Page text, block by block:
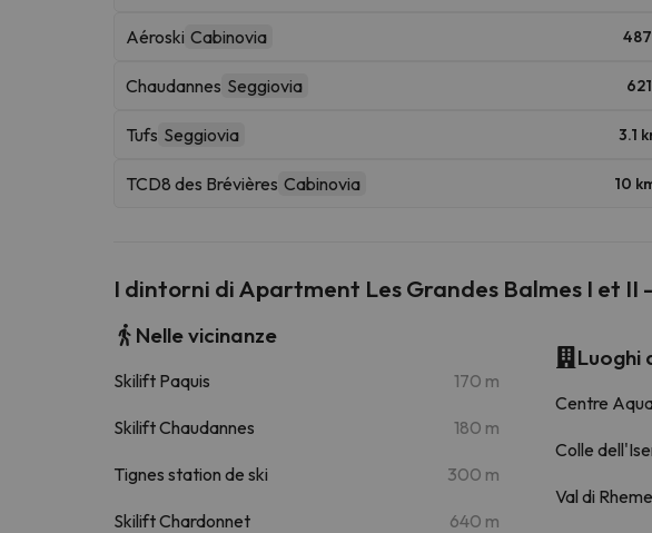
Aéroski Cabinovia
Chaudannes Seggiovia
Tufs Seggiovia 3.1
TCD8 des Brévières Cabinovia 10
I dintorni di Apartment Les Grandes Balmes I et II
Nelle vicinanze
Skilift Paquis 170 m
Skilift Chaudannes 180 m
Tignes station de ski 300 m
Skilift Chardonnet 640 m
Luoghi
Centre
Colle
Val di